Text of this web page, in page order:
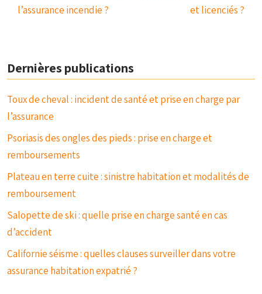
l’assurance incendie ?
et licenciés ?
Dernières publications
Toux de cheval : incident de santé et prise en charge par
l’assurance
Psoriasis des ongles des pieds : prise en charge et
remboursements
Plateau en terre cuite : sinistre habitation et modalités de
remboursement
Salopette de ski : quelle prise en charge santé en cas
d’accident
Californie séisme : quelles clauses surveiller dans votre
assurance habitation expatrié ?